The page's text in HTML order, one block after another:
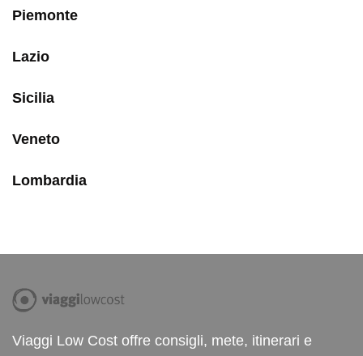
Piemonte
Lazio
Sicilia
Veneto
Lombardia
Viaggi Low Cost offre consigli, mete, itinerari e